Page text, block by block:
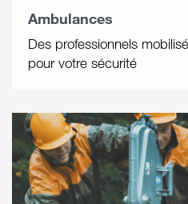
Ambulances
Des professionnels
pour votre sécurité